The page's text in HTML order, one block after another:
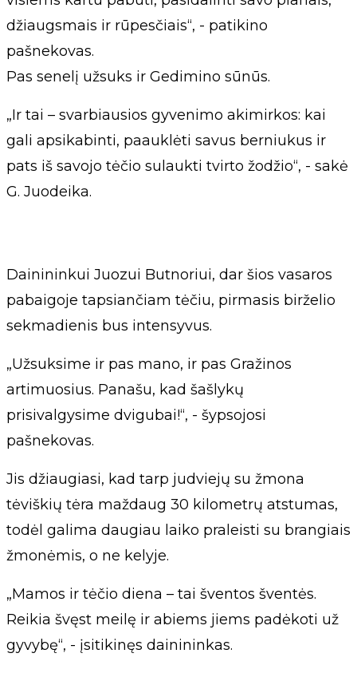
džiaugsmais ir rūpesčiais“, - patikino
pašnekovas.
Pas senelį užsuks ir Gedimino sūnūs.
„Ir tai – svarbiausios gyvenimo akimirkos: kai
gali apsikabinti, paauklėti savus berniukus ir
pats iš savojo tėčio sulaukti tvirto žodžio“, - sakė
G. Juodeika.
Dainininkui Juozui Butnoriui, dar šios vasaros
pabaigoje tapsiančiam tėčiu, pirmasis birželio
sekmadienis bus intensyvus.
„Užsuksime ir pas mano, ir pas Gražinos
artimuosius. Panašu, kad šašlykų
prisivalgysime dvigubai!“, - šypsojosi
pašnekovas.
Jis džiaugiasi, kad tarp judviejų su žmona
tėviškių tėra maždaug 30 kilometrų atstumas,
todėl galima daugiau laiko praleisti su brangiais
žmonėmis, o ne kelyje.
„Mamos ir tėčio diena – tai šventos šventės.
Reikia švęst meilę ir abiems jiems padėkoti už
gyvybę“, - įsitikinęs dainininkas.